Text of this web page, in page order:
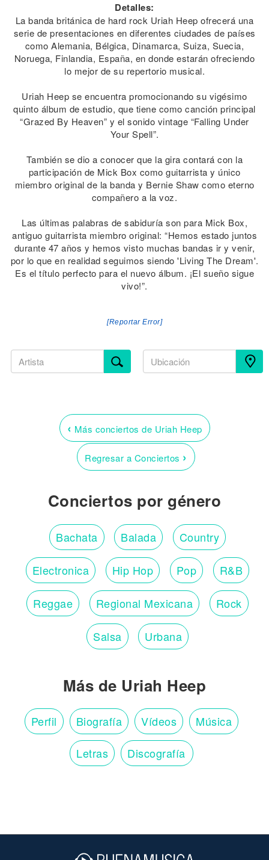
Detalles:
La banda británica de hard rock Uriah Heep ofrecerá una
serie de presentaciones en diferentes ciudades de países
como Alemania, Bélgica, Dinamarca, Suiza, Suecia,
Noruega, Finlandia, España, en donde estarán ofreciendo
lo mejor de su repertorio musical.
Uriah Heep se encuentra promocionando su vigésimo
quinto álbum de estudio, que tiene como canción principal
“Grazed By Heaven” y el sonido vintage “Falling Under
Your Spell”.
También se dio a conocer que la gira contará con la
participación de Mick Box como guitarrista y único
miembro original de la banda y Bernie Shaw como eterno
compañero a la voz.
Las últimas palabras de sabiduría son para Mick Box,
antiguo guitarrista miembro original: “Hemos estado juntos
durante 47 años y hemos visto muchas bandas ir y venir,
por lo que en realidad seguimos siendo 'Living The Dream'.
Es el título perfecto para el nuevo álbum. ¡El sueño sigue
vivo!”.
[Reportar Error]
‹ Más conciertos de Uriah Heep
Regresar a Conciertos ›
Conciertos por género
Bachata Balada Country
Electronica Hip Hop Pop R&B
Reggae Regional Mexicana Rock
Salsa Urbana
Más de Uriah Heep
Perfil Biografía Vídeos Música
Letras Discografía